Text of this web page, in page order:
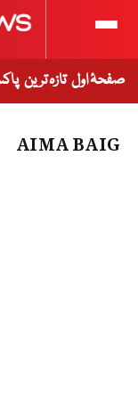
صفحۂ اول تازہ ترین
AIMA BAIG